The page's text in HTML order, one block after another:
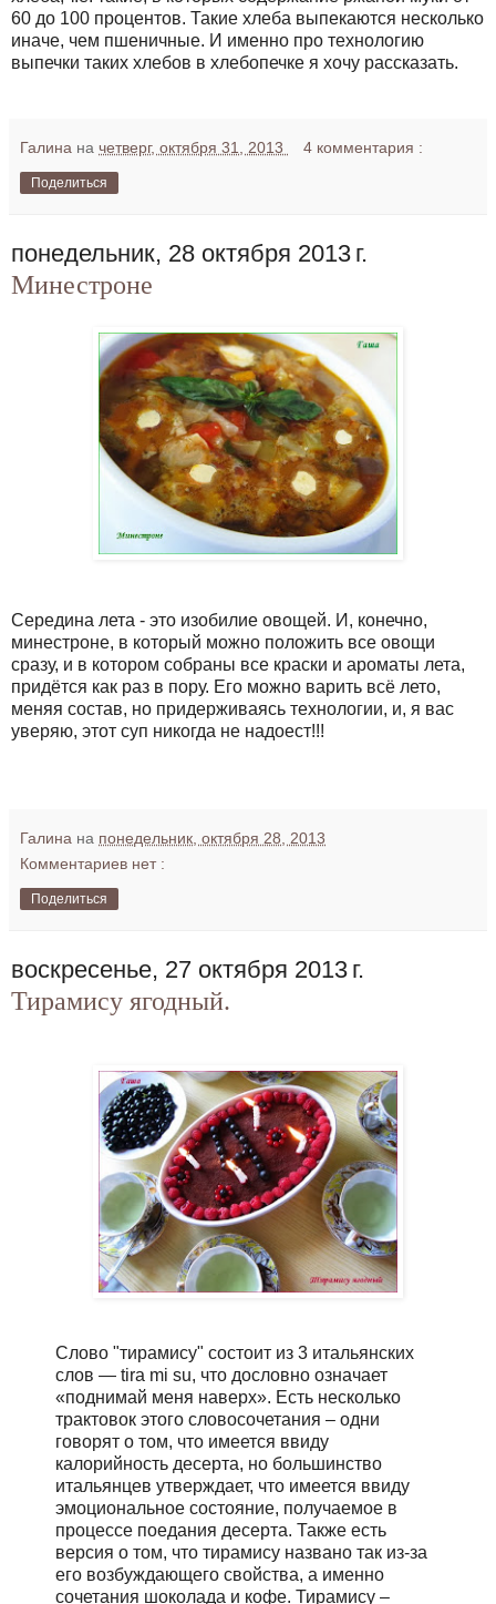
60 до 100 процентов. Такие хлеба выпекаются несколько
иначе, чем пшеничные. И именно про технологию
выпечки таких хлебов в хлебопечке я хочу рассказать.
Галина на четверг, октября 31, 2013 4 комментария :
Поделиться
понедельник, 28 октября 2013 г.
Минестроне
Середина лета - это изобилие овощей. И, конечно,
минестроне, в который можно положить все овощи
сразу, и в котором собраны все краски и ароматы лета,
придётся как раз в пору. Его можно варить всё лето,
меняя состав, но придерживаясь технологии, и, я вас
уверяю, этот суп никогда не надоест!!!
Галина на понедельник, октября 28, 2013
Комментариев нет :
Поделиться
воскресенье, 27 октября 2013 г.
Тирамису ягодный.
Слово "тирамису" состоит из 3 итальянских
слов — tira mi su, что дословно означает
«поднимай меня наверх». Есть несколько
трактовок этого словосочетания – одни
говорят о том, что имеется ввиду
калорийность десерта, но большинство
итальянцев утверждает, что имеется ввиду
эмоциональное состояние, получаемое в
процессе поедания десерта. Также есть
версия о том, что тирамису названо так из-за
его возбуждающего свойства, а именно
сочетания шоколада и кофе. Тирамису –